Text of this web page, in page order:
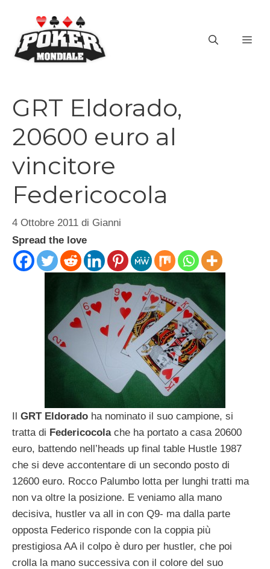
contenuto
GRT Eldorado,
20600 euro al
vincitore
Federicocola
4 Ottobre 2011 di Gianni
Spread the love
Il GRT Eldorado ha nominato il suo campione, si
tratta di Federicocolache ha portato a casa 20600
euro, battendo nell’heads up final table Hustle 1987
che si deve accontentare di un secondo posto di
12600 euro. Rocco Palumbo lotta per lunghi tratti ma
non va oltre la posizione. E veniamo alla mano
decisiva, hustler va all in con Q9- ma dalla parte
opposta Federico risponde con la coppia più
prestigiosa AA il colpo è duro per hustler, che poi
crolla la mano successiva con il colore del suo